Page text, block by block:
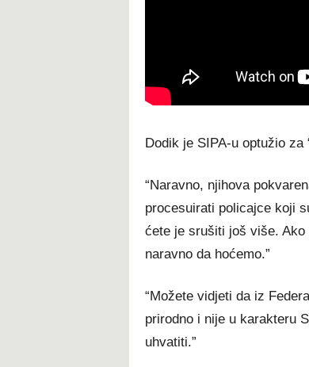
Dodik je SIPA-u optužio za
“Naravno, njihova
procesuirati policajce koji
ćete je srušiti još više.
naravno da hoćemo.”
“Možete vidjeti da iz
prirodno i nije u karakteru
uhvatiti.”